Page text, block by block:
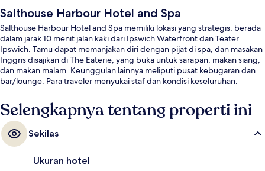
Salthouse Harbour Hotel and Spa
Salthouse Harbour Hotel and Spa memiliki lokasi yang strategis, berada
dalam jarak 10 menit jalan kaki dari Ipswich Waterfront dan Teater
Ipswich. Tamu dapat memanjakan diri dengan pijat di spa, dan masakan
Inggris disajikan di The Eaterie, yang buka untuk sarapan, makan siang,
dan makan malam. Keunggulan lainnya meliputi pusat kebugaran dan
bar/lounge. Para traveler menyukai staf dan kondisi keseluruhan.
Selengkapnya tentang properti ini
Sekilas
Ukuran hotel